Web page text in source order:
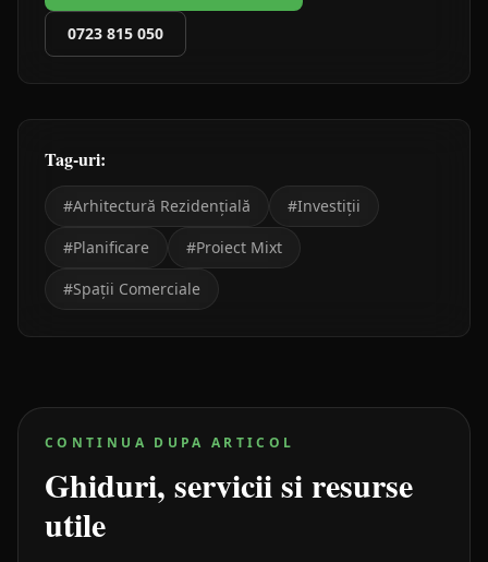
0723 815 050
Tag-uri:
#Arhitectură Rezidențială #Investiții
#Planificare #Proiect Mixt
#Spații Comerciale
CONTINUA DUPA ARTICOL
Ghiduri, servicii si resurse
utile